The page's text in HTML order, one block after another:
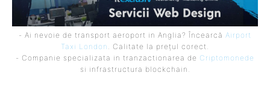
- Ai nevoie de transport aeroport in Anglia? Încearcă Airport
Taxi London
. Calitate la prețul corect.
- Companie specializata in tranzactionarea de Criptomonede
si infrastructura blockchain.